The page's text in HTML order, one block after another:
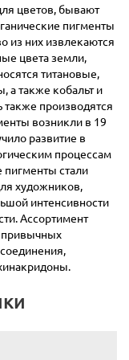
цветов, бывают
пигменты
из них извлекаются
цвета земли,
титановые,
а также кобальт и
также производятся
возникли в 19
развитие в
процессам
пигменты стали
художников,
интенсивности
Ассортимент
привычных